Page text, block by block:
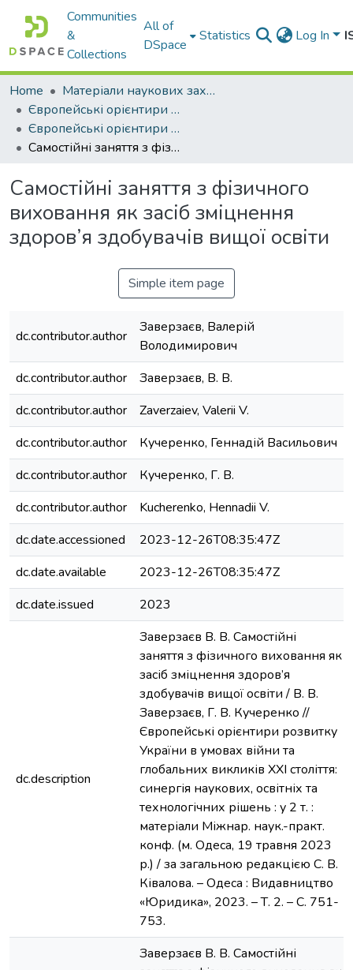
Communities
&
Collections
All of
DSpace
Statistics Log In
Home
Матеріали наукових заходів
Європейські орієнтири розвитку України в умовах війни та глобальних викликів ХХІ століття: синергія наукових, освітніх та технологічних рішень, 2023 р., у 2 т.
Європейські орієнтири розвитку України в умовах війни та глобальних викликів ХХІ століття: синергія наукових, освітніх та технологічних рішень. Том 2
Самостійні заняття з фізичного виховання як засіб зміцнення здоров’я здобувачів вищої освіти
Самостійні заняття з фізичного
виховання як засіб зміцнення
здоров’я здобувачів вищої освіти
Simple item page
dc.contributor.author
Заверзаєв, Валерій
Володимирович
dc.contributor.author
Заверзаєв, В. В.
dc.contributor.author
Zaverzaiev, Valerii V.
dc.contributor.author
Кучеренко, Геннадій Васильович
dc.contributor.author
Кучеренко, Г. В.
dc.contributor.author
Kucherenko, Hennadii V.
dc.date.accessioned
2023-12-26T08:35:47Z
dc.date.available
2023-12-26T08:35:47Z
dc.date.issued
2023
dc.description
Заверзаєв В. В. Самостійні
заняття з фізичного виховання як
засіб зміцнення здоров’я
здобувачів вищої освіти / В. В.
Заверзаєв, Г. В. Кучеренко //
Європейські орієнтири розвитку
України в умовах війни та
глобальних викликів ХХІ століття:
синергія наукових, освітніх та
технологічних рішень : у 2 т. :
матеріали Міжнар. наук.-практ.
конф. (м. Одеса, 19 травня 2023
р.) / за загальною редакцією С. В.
Ківалова. – Одеса : Видавництво
«Юридика», 2023. – Т. 2. – С. 751-
753.
Заверзаєв В. В. Самостійні